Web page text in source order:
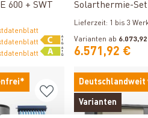
600 + SWT
Solarthermie-Set
THKE 600 + SWT
Lieferzeit: 1 bis 3
Varianten ab
6.571,92 €
Varianten